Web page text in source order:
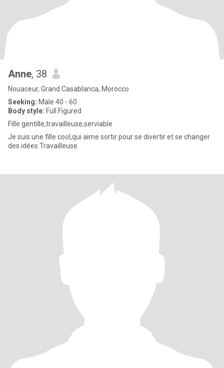
Anne, 38
Nouaceur, Grand Casablanca, Morocco
Seeking: Male 40 - 60
Body style: Full Figured
Fille gentille,travailleuse,serviable
Je suis une fille cool,qui aime sortir pour se divertir et se changer
des idées Travailleuse